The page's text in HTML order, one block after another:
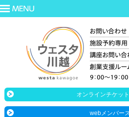
オンラインチケッ
webメンバー